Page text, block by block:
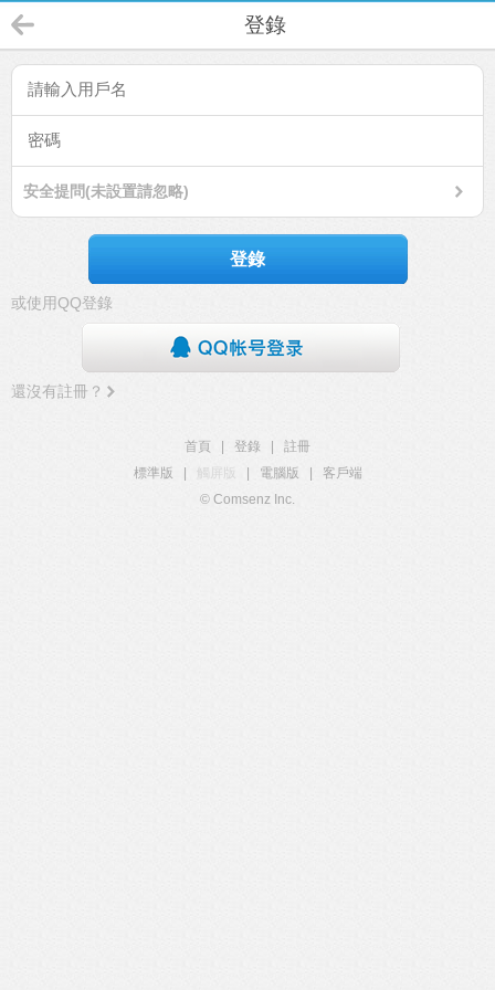
登錄
安全提問(未設置請忽略)
登錄
或使用QQ登錄
還沒有註冊？
首頁 登錄
註冊
標準版
觸屏版 電腦版
客戶端
© Comsenz Inc.